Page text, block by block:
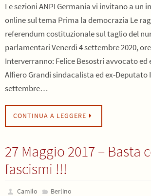
Le sezioni ANPI Germania vi invitano a un
online sul tema Prima la democrazia Le
referendum costituzionale sul taglio del
parlamentari Venerdì 4 settembre 2020,
Interverranno: Felice Besostri avvocato ed
Alfiero Grandi sindacalista ed ex-Deputato
settembre…
CONTINUA A LEGGERE
27 Maggio 2017 – Basta
fascismi !!!
Camilo Berlino